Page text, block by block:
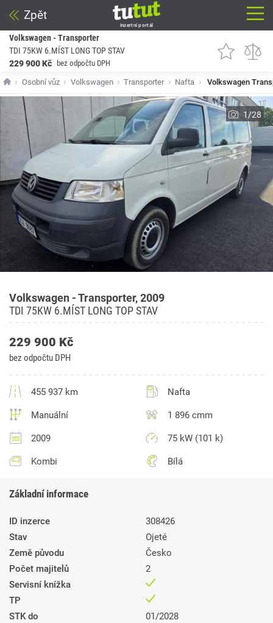
Zpět
Inzertní portál
Volkswagen - Transporter
TDI 75KW 6.MÍST LONG TOP STAV
229 900 Kč
bez odpočtu DPH
Osobní vůz Volkswagen Transporter Nafta Volkswagen
1/28
Volkswagen - Transporter, 2009
TDI 75KW 6.MÍST LONG TOP STAV
229 900 Kč
bez odpočtu DPH
455 937 km Nafta
Manuální 1 896 cmm
2009 75 kW (101 k)
Kombi Bílá
Základní informace
ID inzerce
308426
Stav
Ojeté
Země původu
Česko
Počet majitelů
2
Servisní knížka
TP
STK do
01/2028